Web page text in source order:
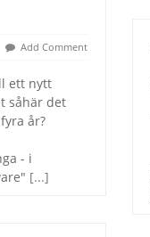
Add Comment
ett nytt
såhär det
år?
- i
[...]